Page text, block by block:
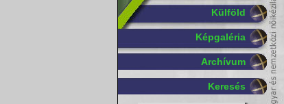
Külföld
Képgaléria
Archívum
Keresés